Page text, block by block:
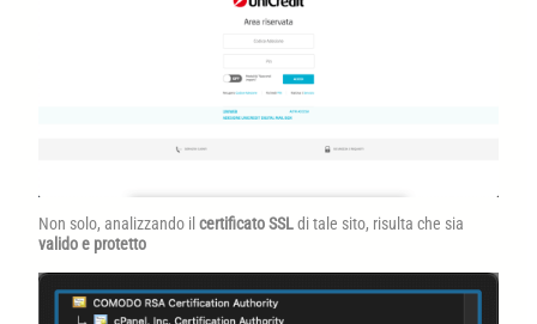
Non solo, analizzando ilcertificato SSLdi tale sito, risulta che sia
valido e protetto